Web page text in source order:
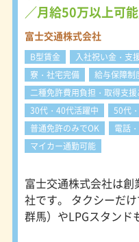
「GO」
め、地理
上をつく
えて、日
16,000社
ト利用と
保されて
れた営業が可
を重視し
ちよく出
れる営業
職場づく
相談でき
験の方で
トできる
／月給50万以上可
富士交通株式会社
B型賃金 入社祝い金・支
寮・社宅完備
給与保障制
二種免許費用負担・取得支援
30代・40代活躍中
50代
普通免許のみでOK
電話
マイカー通勤可能
富士交通株式会社は
社です。 タクシーだ
群馬）やLPGスタンド
の元で皆様に安心し